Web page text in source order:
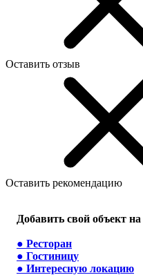
Оставить отзыв
Оставить рекомендацию
Добавить свой объект
● Ресторан
● Гостиницу
● Интересную локацию